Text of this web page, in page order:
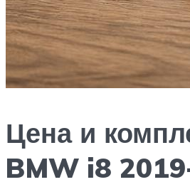
Цена и
BMW i8